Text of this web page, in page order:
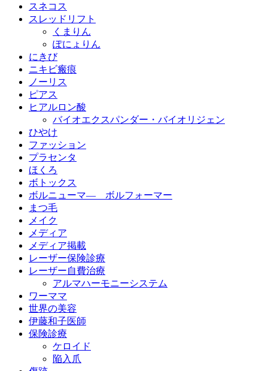
スネコス
スレッドリフト
くまりん
ぽにょりん
にきび
ニキビ瘢痕
ノーリス
ピアス
ヒアルロン酸
バイオエクスパンダー・バイオリジェン
ひやけ
ファッション
プラセンタ
ほくろ
ボトックス
ボルニューマ― ボルフォーマー
まつ毛
メイク
メディア
メディア掲載
レーザー保険診療
レーザー自費治療
アルマハーモニーシステム
ワーママ
世界の美容
伊藤和子医師
保険診療
ケロイド
陥入爪